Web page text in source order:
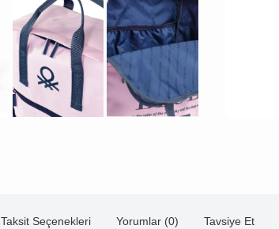
Taksit Seçenekleri Yorumlar (0) Tavsiye Et